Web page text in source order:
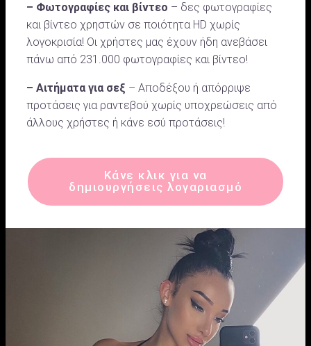
– Φωτογραφίες και βίντεο – δες φωτογραφίες
και βίντεο χρηστών σε ποιότητα HD χωρίς
λογοκρισία! Οι χρήστες μας έχουν ήδη ανεβάσει
πάνω από 231.000 φωτογραφίες και βίντεο!
– Αιτήματα για σεξ – Αποδέξου ή απόρριψε
προτάσεις για ραντεβού χωρίς υποχρεώσεις από
άλλους χρήστες ή κάνε εσύ προτάσεις!
Κάνε κλικ για να
δημιουργήσεις λογαριασμό